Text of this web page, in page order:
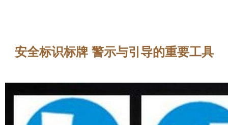
安全标识标牌 警示与引导的重要工具